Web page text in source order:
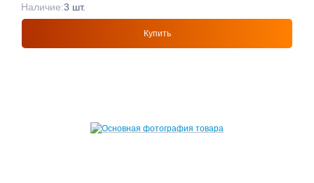
Купить
Наличие:3 шт.